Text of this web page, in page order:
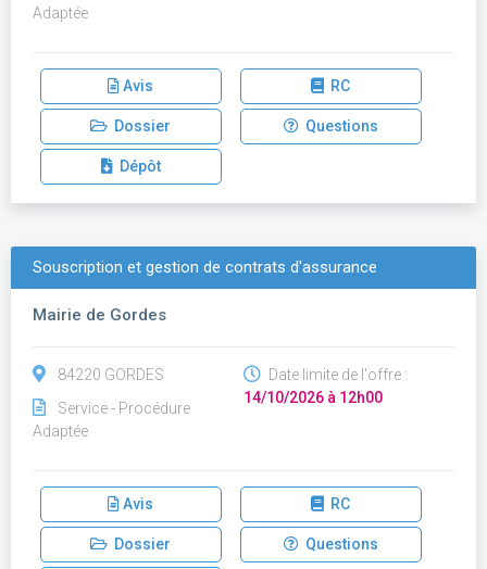
Adaptée
Avis RC
Dossier Questions
Dépôt
Souscription et gestion de contrats d'assurance
Mairie de Gordes
84220 GORDES
Service - Procédure
Adaptée
Date limite de l'offre :
14/10/2026 à 12h00
Avis RC
Dossier Questions